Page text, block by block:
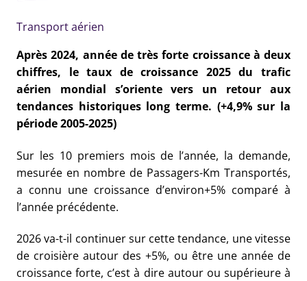
Transport aérien
Après 2024, année de très forte croissance à deux
chiffres, le taux de croissance 2025 du trafic
aérien mondial s’oriente vers un retour aux
tendances historiques long terme. (+4,9% sur la
période 2005-2025)
Sur les 10 premiers mois de l’année, la demande,
mesurée en nombre de Passagers-Km Transportés,
a connu une croissance d’environ+5% comparé à
l’année précédente.
2026 va-t-il continuer sur cette tendance, une vitesse
de croisière autour des +5%, ou être une année de
croissance forte, c’est à dire autour ou supérieure à